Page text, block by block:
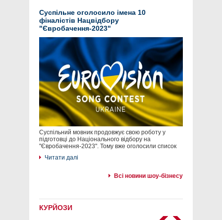
Суспільне оголосило імена 10
фіналістів Нацвідбору
"Євробачення-2023"
Суспільний мовник продовжує свою роботу у
підготовці до Національного відбору на
"Євробачення-2023". Тому вже оголосили список
Читати далі
Всі новини шоу-бізнесу
КУРЙОЗИ